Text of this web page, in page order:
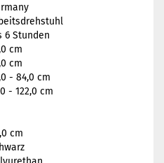
6 Stunden
cm
cm
- 84,0 cm
- 122,0 cm
cm